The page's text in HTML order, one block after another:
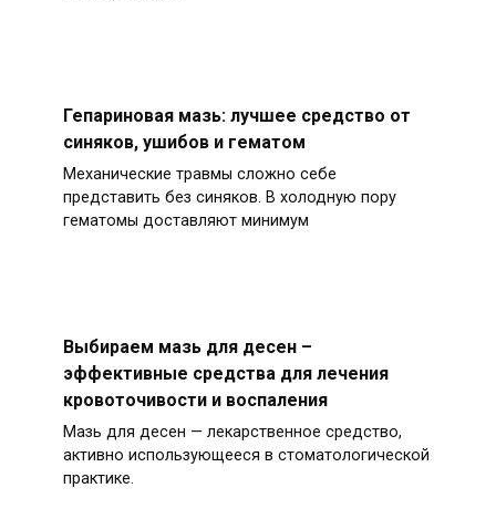
Гепариновая мазь: лучшее средство от
синяков, ушибов и гематом
Механические травмы сложно себе
представить без синяков. В холодную пору
гематомы доставляют минимум
Выбираем мазь для десен –
эффективные средства для лечения
кровоточивости и воспаления
Мазь для десен — лекарственное средство,
активно использующееся в стоматологической
практике.